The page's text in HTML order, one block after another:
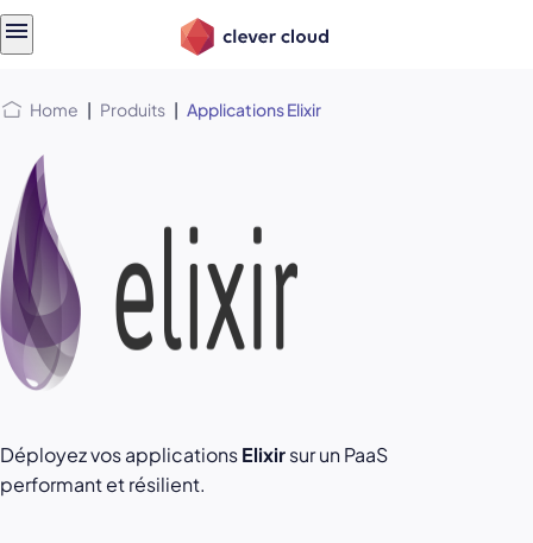
Home | Produits | Applications Elixir
Déployez vos applicationsElixirsur un PaaS
performant et résilient.